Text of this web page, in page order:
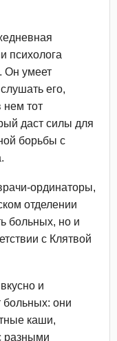
психолога
Он умеет
его,
нем тот
даст силы для
борьбы с
ординаторы,
отделении
больных, но и
с Клятвой
и
больных: они
каши,
разными